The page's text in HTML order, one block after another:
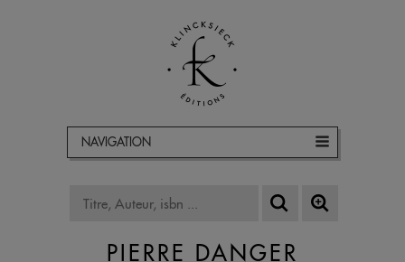
NAVIGATION
PIERRE DANGER